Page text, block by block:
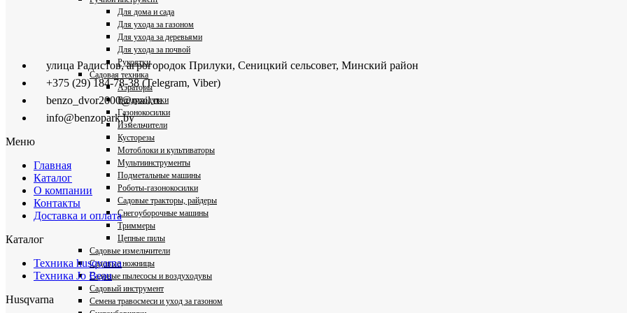
Для дома и сада
Для ухода за газоном
Для ухода за деревьями
Для ухода за почвой
Рукоятки
Садовая техника
Аэраторы
Воздуходувки
Газонокосилки
Измельчители
Кусторезы
Мотоблоки и культиваторы
Мультиинструменты
Подметальные машины
Роботы-газонокосилки
Садовые тракторы, райдеры
Снегоуборочные машины
Триммеры
Цепные пилы
Садовые измельчители
Садовые ножницы
Садовые пылесосы и воздуходувы
Садовый инструмент
Семена травосмеси и уход за газоном
улица Радистов, агрогородок Прилуки, Сеницкий сельсовет, Минский район
+375 (29) 184-78-38 (Telegram, Viber)
benzo_dvor2000@mail.ru
info@benzopark.by
Меню
Главная
Каталог
О компании
Контакты
Доставка и оплата
Каталог
Техника husqvarna
Техника Jo Beau
Husqvarna